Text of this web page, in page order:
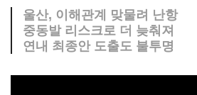
울산, 이해관계 맞물려 난항
중동발 리스크로 더 늦춰져
연내 최종안 도출도 불투명